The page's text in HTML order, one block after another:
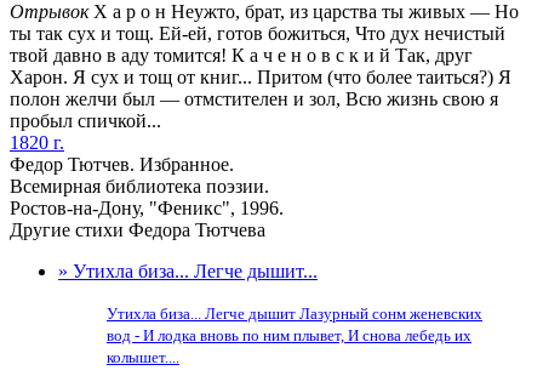
ОтрывокX а р о н Неужто, брат, из царства ты живых — Но
ты так сух и тощ. Ей-ей, готов божиться, Что дух нечистый
твой давно в аду томится! К а ч е н о в с к и й Так, друг
Харон. Я сух и тощ от книг... Притом (что более таиться?) Я
полон желчи был — отмстителен и зол, Всю жизнь свою я
пробыл спичкой...
1820 г.
Федор Тютчев. Избранное.
Всемирная библиотека поэзии.
Ростов-на-Дону, "Феникс", 1996.
Другие стихи Федора Тютчева
» Утихла биза... Легче дышит...
Утихла биза... Легче дышит Лазурный сонм женевских
вод - И лодка вновь по ним плывет, И снова лебедь их
колышет....